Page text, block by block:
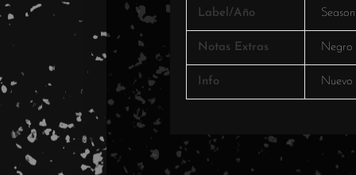
Label/Año
Notas Extras Negro
Info Nuevo